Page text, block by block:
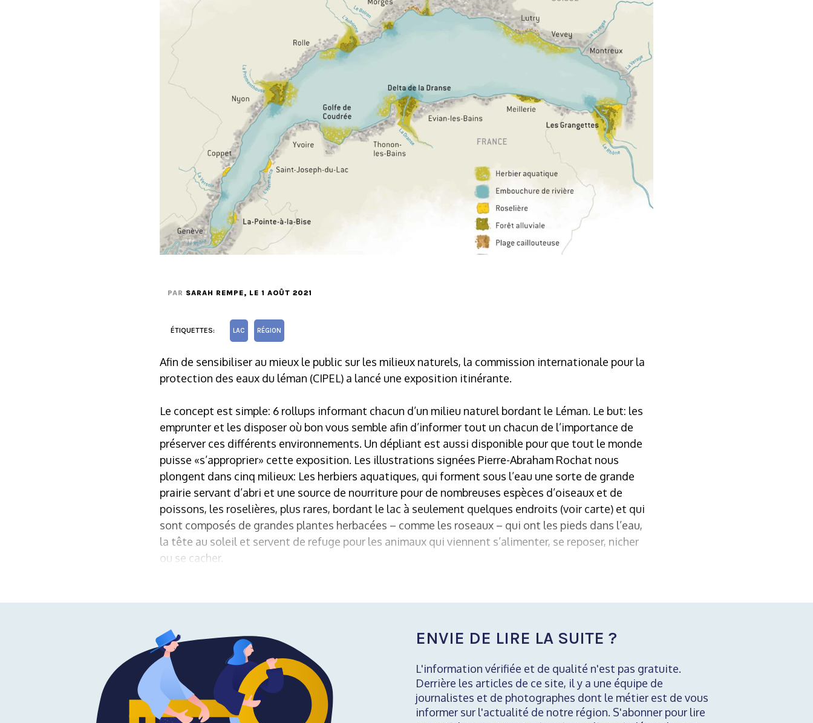
PAR SARAH REMPE, LE 1 AOÛT 2021
ÉTIQUETTES: LAC RÉGION
Afin de sensibiliser au mieux le public sur les milieux naturels, la commission internationale pour la
protection des eaux du léman (CIPEL) a lancé une exposition itinérante.
Le concept est simple: 6 rollups informant chacun d’un milieu naturel bordant le Léman. Le but: les
emprunter et les disposer où bon vous semble afin d’informer tout un chacun de l’importance de
préserver ces différents environnements. Un dépliant est aussi disponible pour que tout le monde
puisse «s’approprier» cette exposition. Les illustrations signées Pierre-Abraham Rochat nous
plongent dans cinq milieux: Les herbiers aquatiques, qui forment sous l’eau une sorte de grande
prairie servant d’abri et une source de nourriture pour de nombreuses espèces d’oiseaux et de
poissons, les roselières, plus rares, bordant le lac à seulement quelques endroits (voir carte) et qui
sont composés de grandes plantes herbacées – comme les roseaux – qui ont les pieds dans l’eau,
la tête au soleil et servent de refuge pour les animaux qui viennent s’alimenter, se reposer, nicher
ou se cacher.
ENVIE DE LIRE LA SUITE ?
L'information vérifiée et de qualité n'est pas gratuite.
Derrière les articles de ce site, il y a une équipe de
journalistes et de photographes dont le métier est de vous
informer sur l'actualité de notre région. S'abonner pour lire